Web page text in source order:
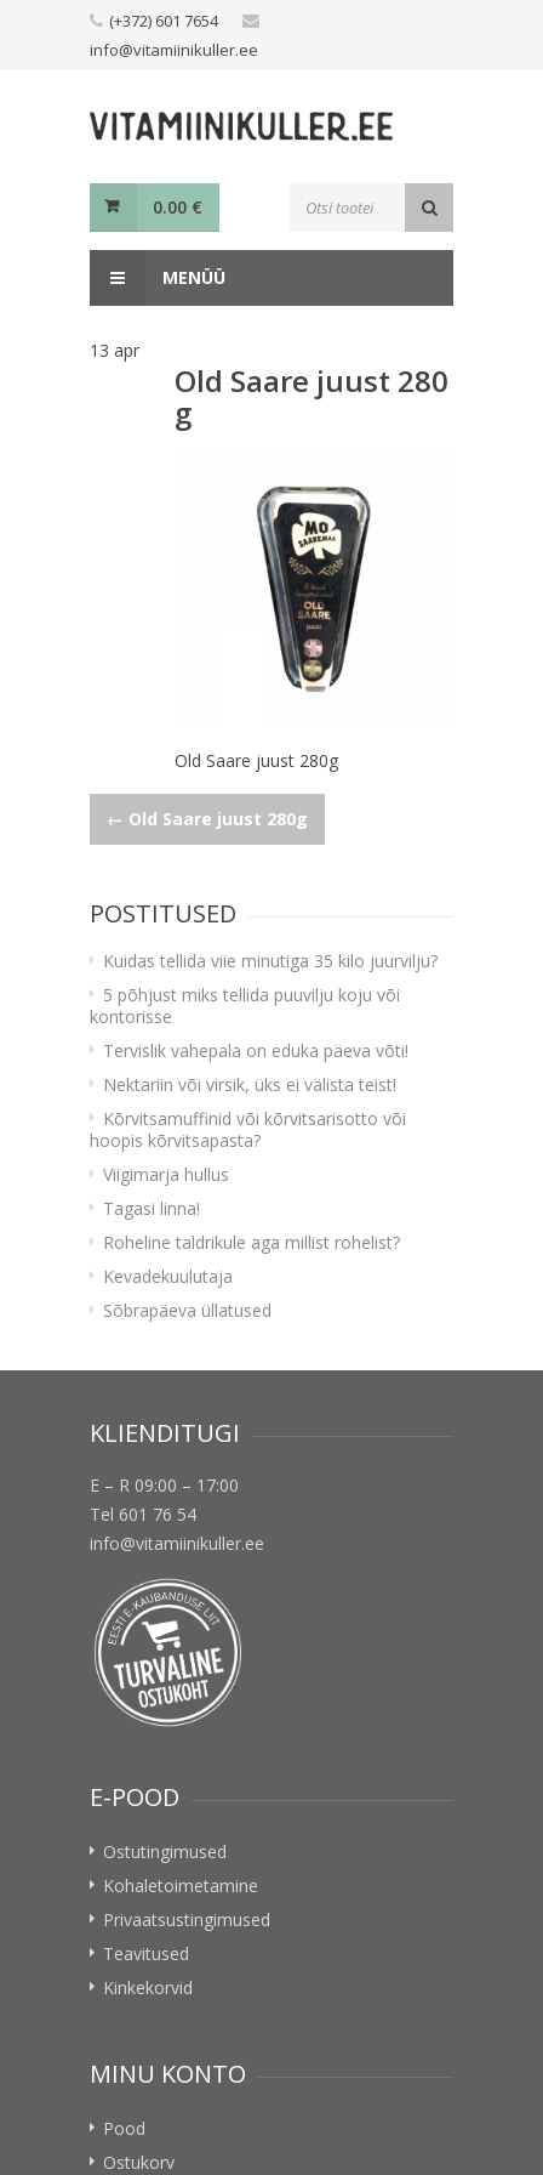
(+372) 601 7654
info@vitamiinikuller.ee
0.00 €
MENÜÜ
13 apr
Old Saare juust 280
g
Old Saare juust 280g
Navigeerimine
← Old Saare juust 280g
POSTITUSED
Kuidas tellida viie minutiga 35 kilo juurvilju?
5 põhjust miks tellida puuvilju koju või
kontorisse
Tervislik vahepala on eduka päeva võti!
Nektariin või virsik, üks ei välista teist!
Kõrvitsamuffinid või kõrvitsarisotto või
hoopis kõrvitsapasta?
Viigimarja hullus
Tagasi linna!
Roheline taldrikule aga millist rohelist?
Kevadekuulutaja
Sõbrapäeva üllatused
KLIENDITUGI
E – R 09:00 – 17:00
Tel 601 76 54
info@vitamiinikuller.ee
E-POOD
Ostutingimused
Kohaletoimetamine
Privaatsustingimused
Teavitused
Kinkekorvid
MINU KONTO
Pood
Ostukorv